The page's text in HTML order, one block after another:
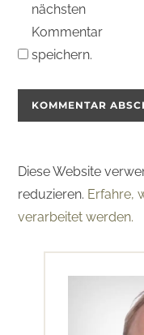
nächsten
Kommentar
speichern.
Diese Website
reduzieren. Erfahre,
verarbeitet werden.